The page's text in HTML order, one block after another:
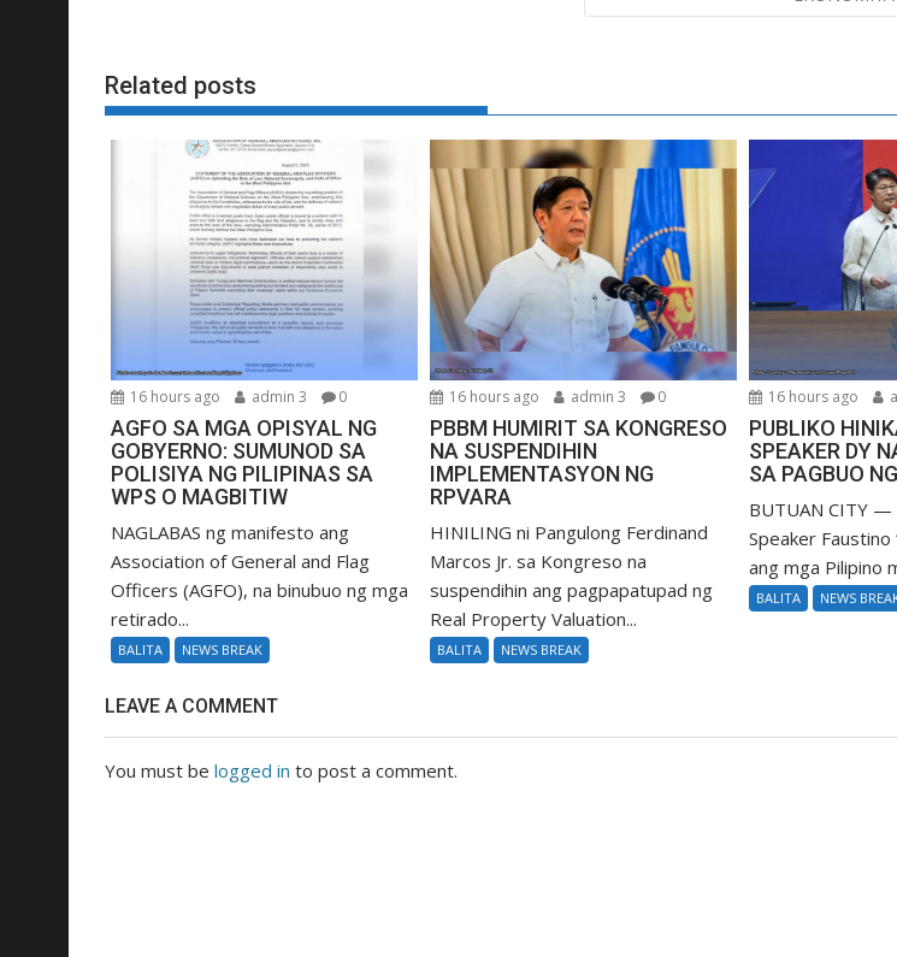
Related posts
16 hours ago admin 3 0
AGFO SA MGA OPISYAL NG
GOBYERNO: SUMUNOD SA
POLISIYA NG PILIPINAS SA
WPS O MAGBITIW
NAGLABAS ng manifesto ang
Association of General and Flag
Officers (AGFO), na binubuo ng mga
retirado...
BALITA NEWS BREAK
16 hours ago admin 3 0
PBBM HUMIRIT SA KONGRESO
NA SUSPENDIHIN
IMPLEMENTASYON NG
RPVARA
HINILING ni Pangulong Ferdinand
Marcos Jr. sa Kongreso na
suspendihin ang pagpapatupad ng
Real Property Valuation...
BALITA NEWS BREAK
16 hours ago
PUBLIKO
SPEAKER DY
SA PAGBUO
BUTUAN CITY —
Speaker Faustino
ang mga Pilipino
BALITA NEWS
LEAVE A COMMENT
You must be logged in to post a comment.